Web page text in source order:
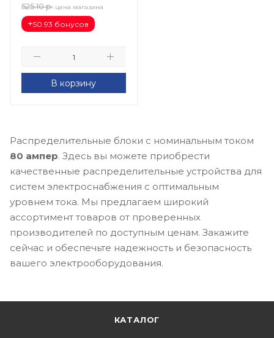
525.10 р. цена магазина
+50.93 бонусов
В корзину
Распределительные блоки с номинальным током
80 ампер. Здесь вы можете приобрести
качественные распределительные устройства для
систем электроснабжения с оптимальным
уровнем тока. Мы предлагаем широкий
ассортимент товаров от проверенных
производителей по доступным ценам. Закажите
сейчас и обеспечьте надежность и безопасность
вашего электрооборудования.
КАТАЛОГ